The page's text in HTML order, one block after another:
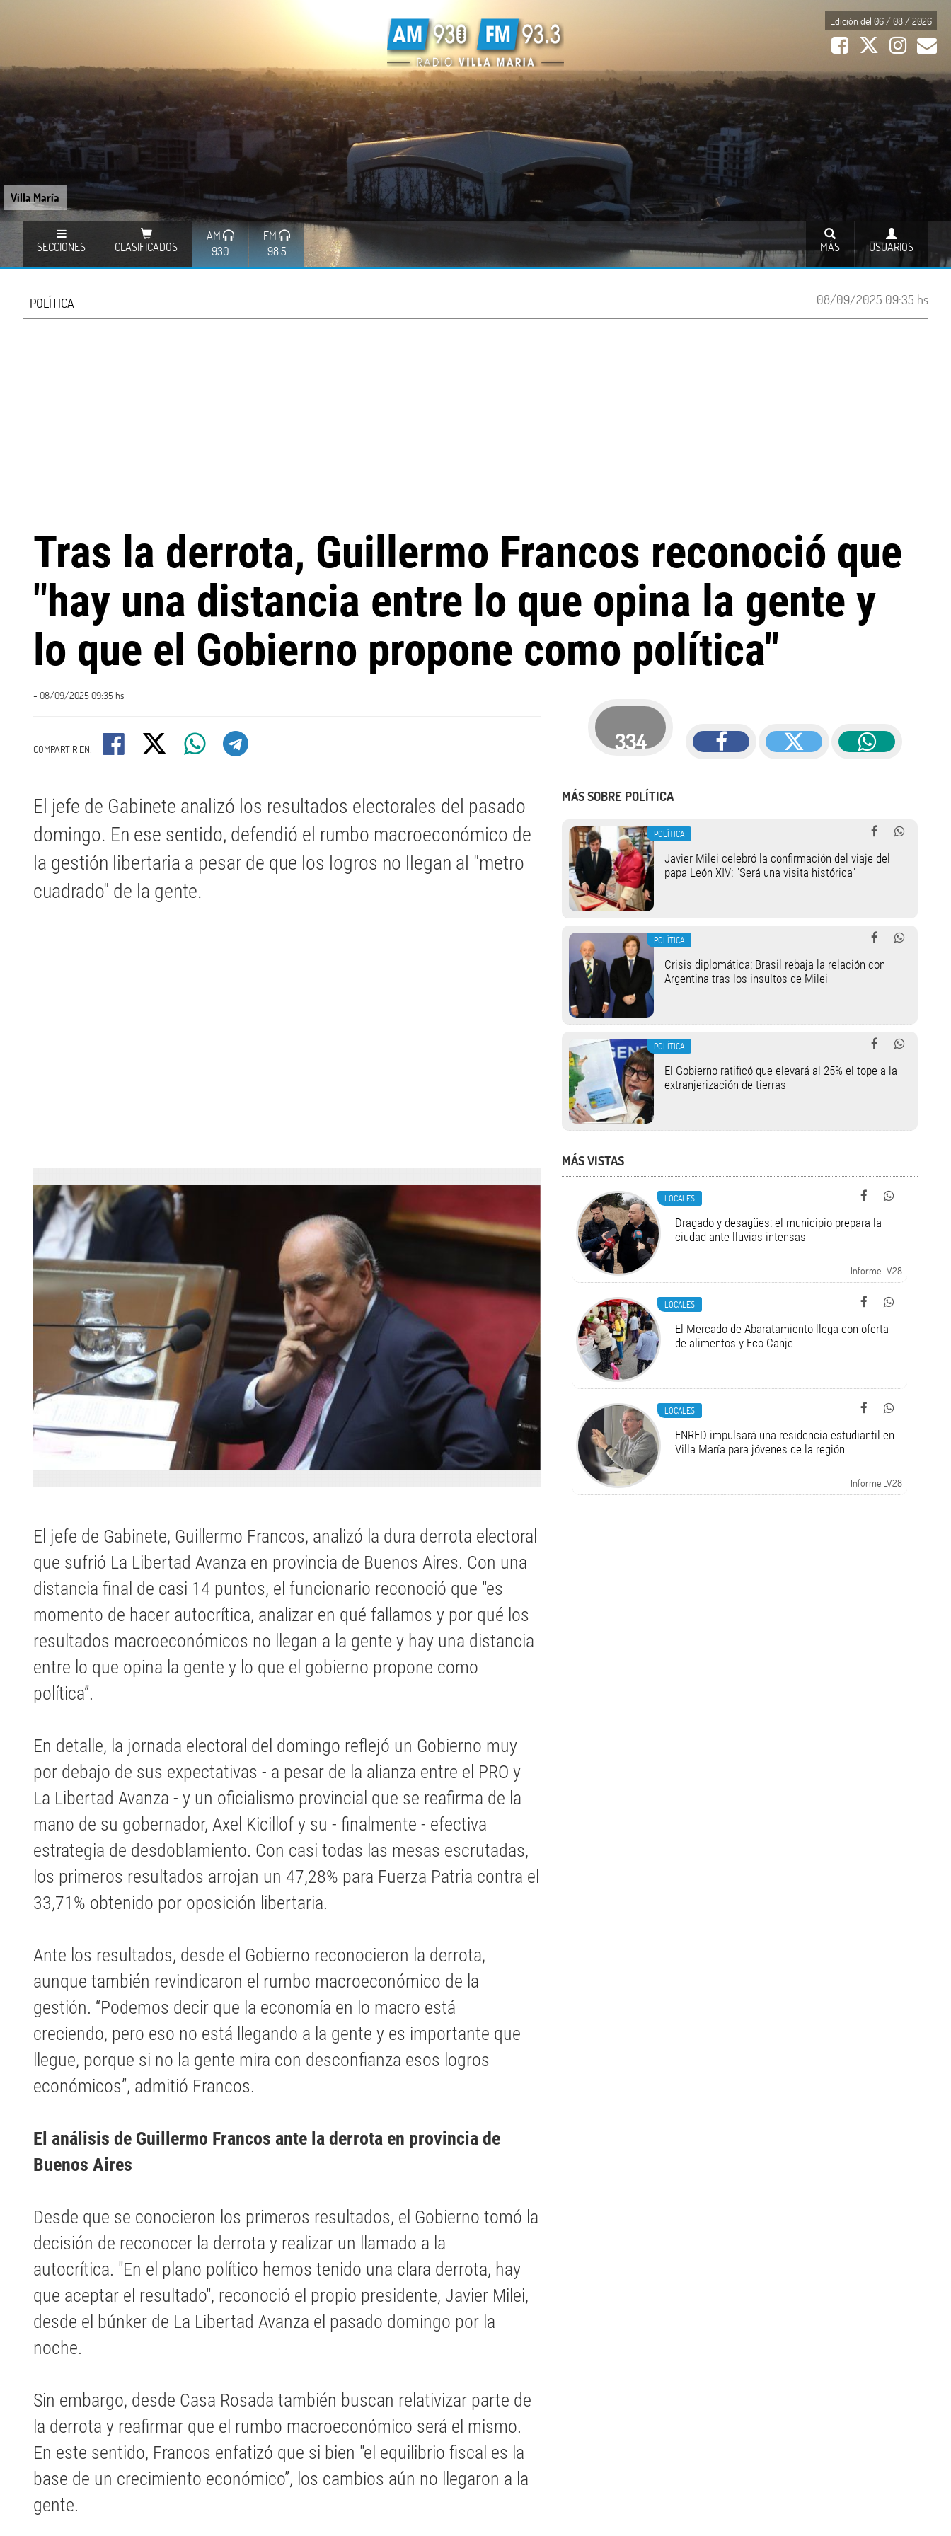
Villa María
Edición del 06 / 08 / 2026
SECCIONES CLASIFICADOS
AM
930
FM
98.5
USUARIOS
MÁS
08/09/2025 09:35 hs
POLÍTICA
Tras la derrota, Guillermo Francos reconoció que
"hay una distancia entre lo que opina la gente y
lo que el Gobierno propone como política"
- 08/09/2025 09:35 hs
COMPARTIR EN:
​El jefe de Gabinete analizó los resultados electorales del pasado
domingo. En ese sentido, defendió el rumbo macroeconómico de
la gestión libertaria a pesar de que los logros no llegan al "metro
cuadrado" de la gente.
El jefe de Gabinete, Guillermo Francos, analizó la dura derrota electoral
que sufrió La Libertad Avanza en provincia de Buenos Aires. Con una
distancia final de casi 14 puntos, el funcionario reconoció que "es
momento de hacer autocrítica, analizar en qué fallamos y por qué los
resultados macroeconómicos no llegan a la gente y hay una distancia
entre lo que opina la gente y lo que el gobierno propone como
política”.
En detalle, la jornada electoral del domingo reflejó un Gobierno muy
por debajo de sus expectativas - a pesar de la alianza entre el PRO y
La Libertad Avanza - y un oficialismo provincial que se reafirma de la
mano de su gobernador, Axel Kicillof y su - finalmente - efectiva
estrategia de desdoblamiento. Con casi todas las mesas escrutadas,
los primeros resultados arrojan un 47,28% para Fuerza Patria contra el
33,71% obtenido por oposición libertaria.
Ante los resultados, desde el Gobierno reconocieron la derrota,
aunque también revindicaron el rumbo macroeconómico de la
gestión. “Podemos decir que la economía en lo macro está
creciendo, pero eso no está llegando a la gente y es importante que
llegue, porque si no la gente mira con desconfianza esos logros
económicos”, admitió Francos.
El análisis de Guillermo Francos ante la derrota en provincia de
Buenos Aires
Desde que se conocieron los primeros resultados, el Gobierno tomó la
decisión de reconocer la derrota y realizar un llamado a la
autocrítica. "En el plano político hemos tenido una clara derrota, hay
que aceptar el resultado", reconoció el propio presidente, Javier Milei,
desde el búnker de La Libertad Avanza el pasado domingo por la
noche.
Sin embargo, desde Casa Rosada también buscan relativizar parte de
la derrota y reafirmar que el rumbo macroeconómico será el mismo.
En este sentido, Francos enfatizó que si bien "el equilibrio fiscal es la
base de un crecimiento económico”, los cambios aún no llegaron a la
gente.
334
MÁS SOBRE POLÍTICA
POLÍTICA
Javier Milei celebró la confirmación del viaje del
papa León XIV: "Será una visita histórica"
POLÍTICA
Crisis diplomática: Brasil rebaja la relación con
Argentina tras los insultos de Milei
POLÍTICA
El Gobierno ratificó que elevará al 25% el tope a la
extranjerización de tierras
MÁS VISTAS
LOCALES
Dragado y desagües: el municipio prepara la
ciudad ante lluvias intensas
Informe LV28
LOCALES
El Mercado de Abaratamiento llega con oferta
de alimentos y Eco Canje
LOCALES
ENRED impulsará una residencia estudiantil en
Villa María para jóvenes de la región
Informe LV28